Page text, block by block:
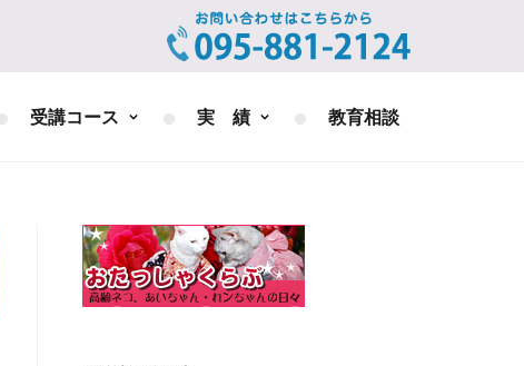
受講コース 実 績 教育相談